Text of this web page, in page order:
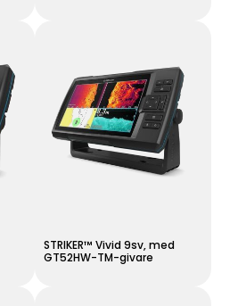
STRIKER™ Vivid 9sv, med
GT52HW-TM-givare